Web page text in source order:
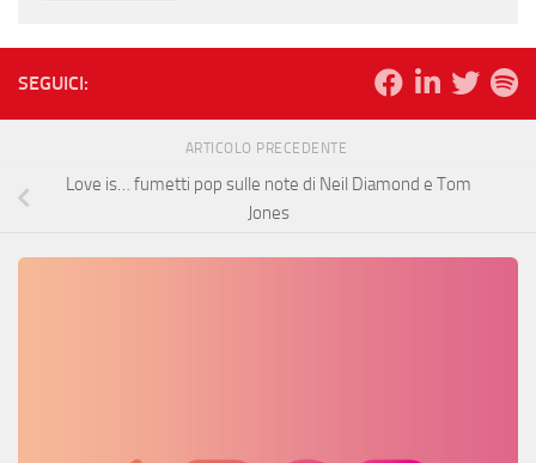
SEGUICI:
ARTICOLO PRECEDENTE
Love is… fumetti pop sulle note di Neil Diamond e Tom
Jones